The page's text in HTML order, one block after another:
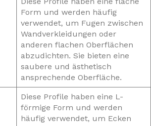
Form und werden häufig
verwendet, um Fugen zwischen
Wandverkleidungen oder
anderen flachen Oberflächen
abzudichten. Sie bieten eine
saubere und ästhetisch
ansprechende Oberfläche.
Diese Profile haben eine L-
förmige Form und werden
häufig verwendet, um Ecken